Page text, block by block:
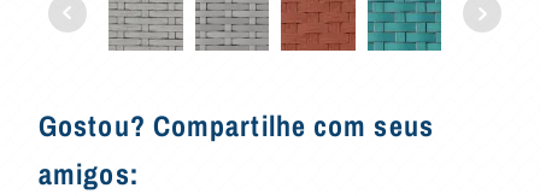
Gostou? Compartilhe com seus
amigos: